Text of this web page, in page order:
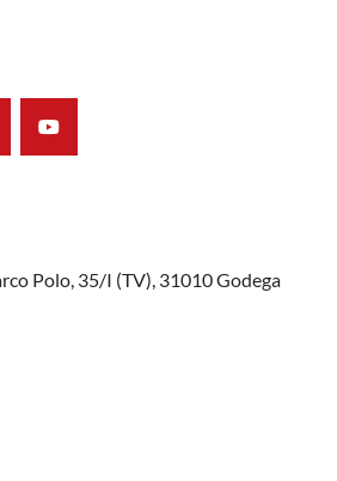
youtube
Polo, 35/I (TV), 31010 Godega